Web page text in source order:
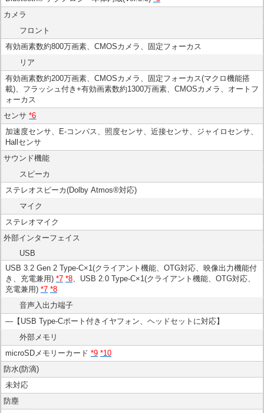
カメラ
フロント
有効画素数約800万画素、CMOSカメラ、固定フォーカス
リア
有効画素数約200万画素、CMOSカメラ、固定フォーカス(マクロ機能搭
載)、フラッシュ付き+有効画素数約1300万画素、CMOSカメラ、オートフ
ォーカス
センサ*6
加速度センサ、E-コンパス、照度センサ、近接センサ、ジャイロセンサ、
Hallセンサ
サウンド機能
スピーカ
ステレオスピーカ(Dolby Atmos®対応)
マイク
ステレオマイク
外部インターフェイス
USB
USB 3.2 Gen 2 Type-C×1(クライアント機能、OTG対応、映像出力機能付
き、充電兼用) *7 *8、USB 2.0 Type-C×1(クライアント機能、OTG対応、
充電兼用) *7 *8
音声入出力端子
―【USB Type-Cポート付きイヤフォン、ヘッドセットに対応】
外部メモリ
microSDメモリーカード *9 *10
防水(防滴)
未対応
防塵